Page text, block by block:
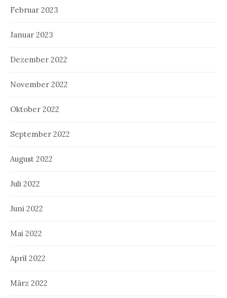
Februar 2023
Januar 2023
Dezember 2022
November 2022
Oktober 2022
September 2022
August 2022
Juli 2022
Juni 2022
Mai 2022
April 2022
März 2022